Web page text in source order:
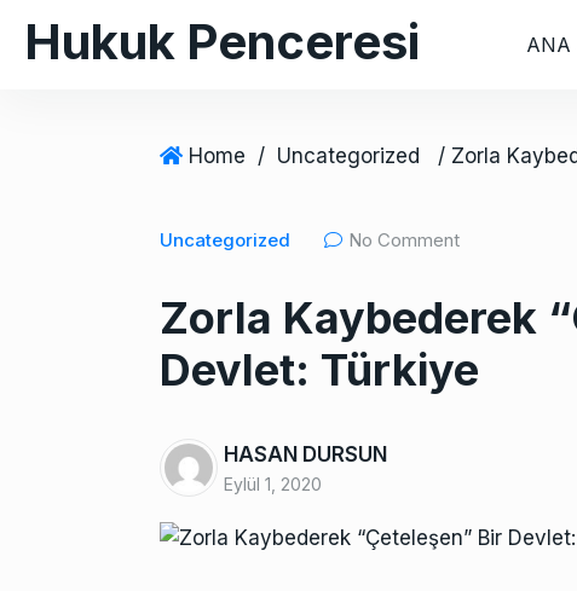
Hukuk Penceresi ANA
Home / Uncategorized
Uncategorized No Comment
Zorla Kaybederek
Devlet: Türkiye
HASAN DURSUN
Eylül 1, 2020